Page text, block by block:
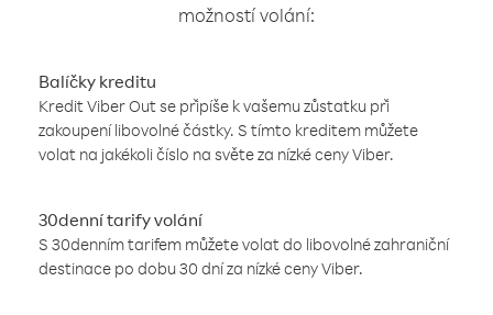
možností volání:
Balíčky kreditu
Kredit Viber Out se připíše k vašemu zůstatku při
zakoupení libovolné částky. S tímto kreditem můžete
volat na jakékoli číslo na světe za nízké ceny Viber.
30denní tarify volání
S 30denním tarifem můžete volat do libovolné zahraniční
destinace po dobu 30 dní za nízké ceny Viber.